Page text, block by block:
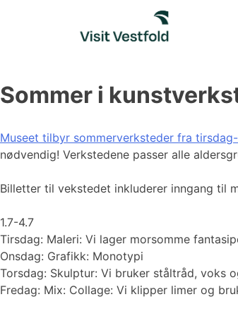
Sommer i
Museet tilbyr sommerverksteder fra
nødvendig! Verkstedene passer alle
Billetter til vekstedet inkluderer inngang til
1.7-4.7
Tirsdag: Maleri: Vi lager morsomme
Onsdag: Grafikk: Monotypi
Torsdag: Skulptur: Vi bruker ståltråd, voks
Fredag: Mix: Collage: Vi klipper limer og